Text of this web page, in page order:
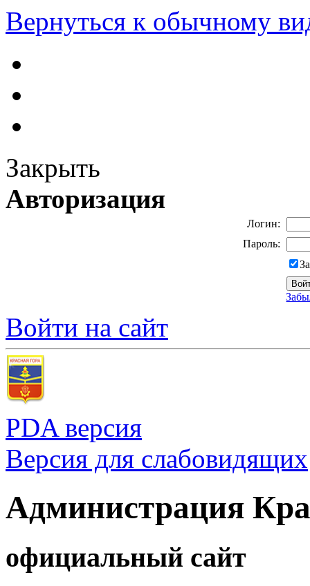
Вернуться к обычному
Закрыть
Авторизация
Логин:
Пароль:
Войти на сайт
PDA версия
Версия для слабовидящих
Администрация
официальный сайт